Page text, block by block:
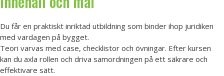
Du får en praktiskt inriktad utbildning som binder ihop juridiken
med vardagen på bygget.
Teori varvas med case, checklistor och övningar. Efter kursen
kan du axla rollen och driva samordningen på ett säkrare och
effektivare sätt.